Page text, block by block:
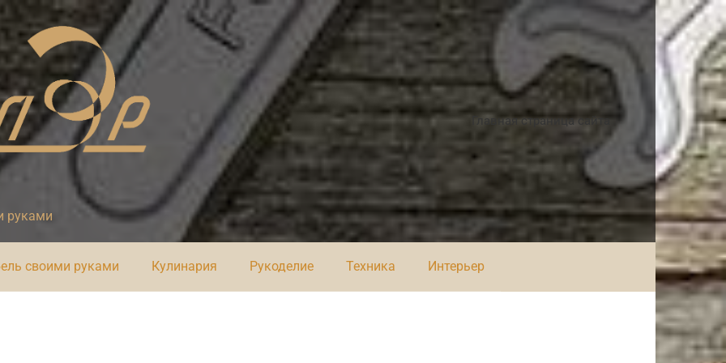
руками
Главная страница сайта
своими руками Кулинария Рукоделие Техника Интерьер